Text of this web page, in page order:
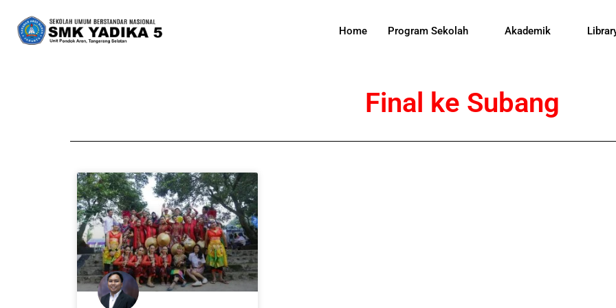
Home Program Sekolah Akademik
Final ke Subang